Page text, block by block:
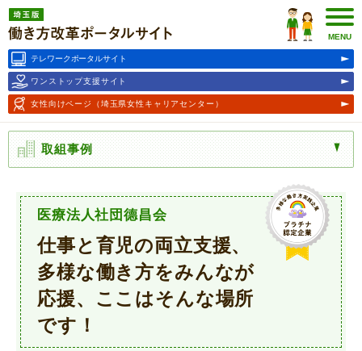
埼玉版働き方改革ポータルサ
イト
MENU
テレワークポータルサイト
ワンストップ支援サイト
女性向けページ （埼玉県女性キャリアセンター）
取組事例
医療法人社団德昌会
仕事と育児の両立支援、
多様な働き方をみんなが
応援、ここはそんな場所
です！